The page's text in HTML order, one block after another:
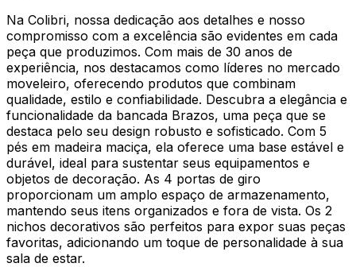
Na Colibri, nossa dedicação aos detalhes e nosso
compromisso com a excelência são evidentes em cada
peça que produzimos. Com mais de 30 anos de
experiência, nos destacamos como líderes no mercado
moveleiro, oferecendo produtos que combinam
qualidade, estilo e confiabilidade. Descubra a elegância e
funcionalidade da bancada Brazos, uma peça que se
destaca pelo seu design robusto e sofisticado. Com 5
pés em madeira maciça, ela oferece uma base estável e
durável, ideal para sustentar seus equipamentos e
objetos de decoração. As 4 portas de giro
proporcionam um amplo espaço de armazenamento,
mantendo seus itens organizados e fora de vista. Os 2
nichos decorativos são perfeitos para expor suas peças
favoritas, adicionando um toque de personalidade à sua
sala de estar.